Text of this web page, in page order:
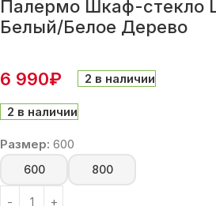
Палермо Шкаф-стекло
Белый/Белое Дерево
6 990₽ 2 в наличии
2 в наличии
Размер: 600
600 800